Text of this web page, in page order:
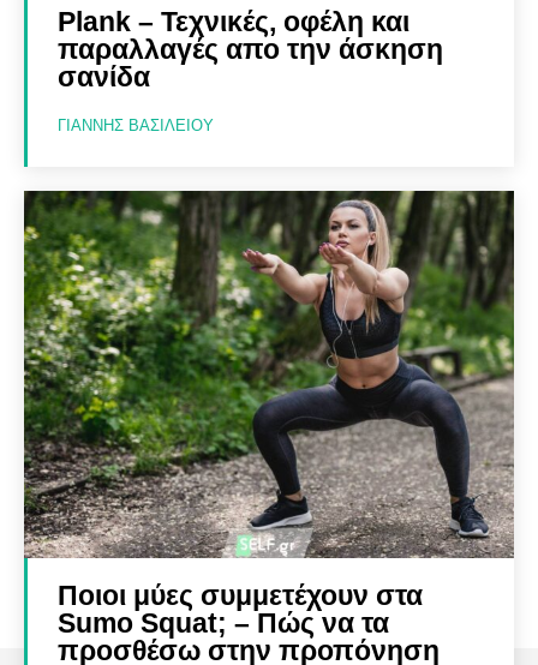
Plank – Τεχνικές, οφέλη και
παραλλαγές απο την άσκηση
σανίδα
ΓΙΆΝΝΗΣ ΒΑΣΙΛΕΊΟΥ
Ποιοι μύες συμμετέχουν στα
Sumo Squat; – Πώς να τα
προσθέσω στην προπόνηση